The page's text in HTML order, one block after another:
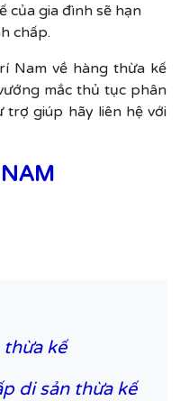
của gia đình sẽ hạn
chấp.
Nam về hàng thừa kế
mắc thủ tục phân
trợ giúp hãy liên hệ với
thừa kế
di sản thừa kế